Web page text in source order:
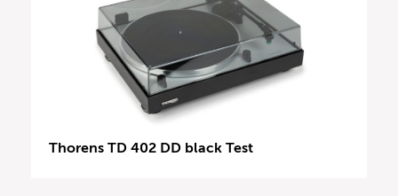
Thorens TD 402 DD black Test